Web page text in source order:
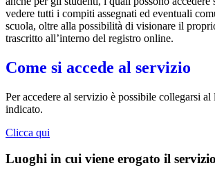
vedere tutti i compiti assegnati ed eventuali
scuola, oltre alla possibilità di visionare il
trascritto all’interno del registro online.
Come si accede al servizio
Per accedere al servizio è possibile collegarsi
indicato.
Clicca qui
Luoghi in cui viene erogato il servizio